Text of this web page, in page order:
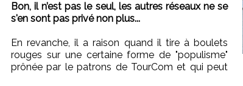
Bon, il n’est pas le seul, les autres réseaux ne se
s'en sont pas privé non plus...
En revanche, il a raison quand il tire à boulets
rouges sur une certaine forme de "populisme"
prônée par le patrons de TourCom et qui peut